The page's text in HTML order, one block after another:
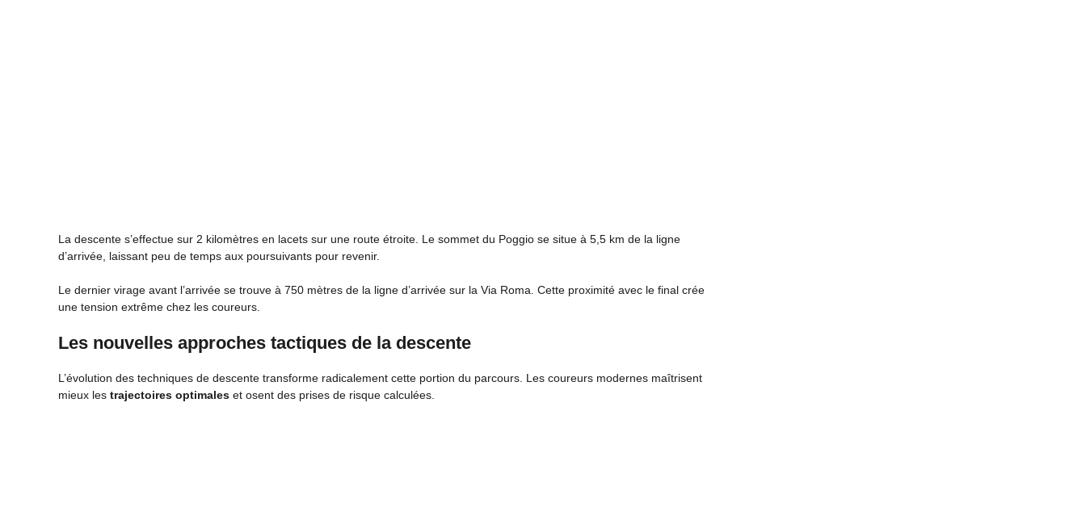
La descente s’effectue sur 2 kilomètres en lacets sur une route étroite. Le sommet du Poggio se situe à 5,5 km de la ligne
d’arrivée, laissant peu de temps aux poursuivants pour revenir.
Le dernier virage avant l’arrivée se trouve à 750 mètres de la ligne d’arrivée sur la Via Roma. Cette proximité avec le final crée
une tension extrême chez les coureurs.
Les nouvelles approches tactiques de la descente
L’évolution des techniques de descente transforme radicalement cette portion du parcours. Les coureurs modernes maîtrisent
mieux les trajectoires optimales et osent des prises de risque calculées.